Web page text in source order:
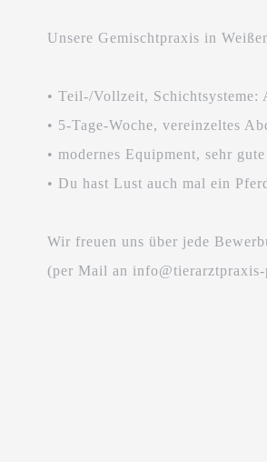
Unsere Gemischtpraxis in
• Teil-/Vollzeit, Schichtsysteme:
• 5-Tage-Woche, vereinzeltes
• modernes Equipment, sehr
• Du hast Lust auch mal ein
Wir freuen uns über jede
(per Mail an info@tierarztpraxis-